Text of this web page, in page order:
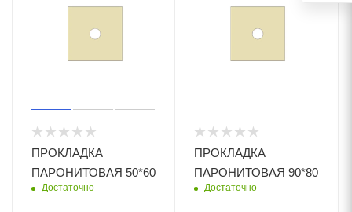
ПРОКЛАДКА
ПАРОНИТОВАЯ 50*60
Достаточно
ПРОКЛАДКА
ПАРОНИТОВАЯ 90*80
Достаточно